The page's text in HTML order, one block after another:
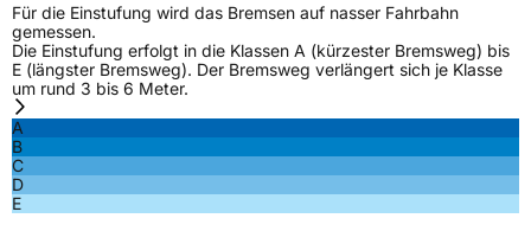
Rollgeräusch (dB)
FahrzeugklasseC2
Für die Einstufung wird das Bremsen auf nasser Fahrbahn
gemessen.
Die Einstufung erfolgt in die Klassen A (kürzester Bremsweg) bis
E (längster Bremsweg). Der Bremsweg verlängert sich je Klasse
um rund 3 bis 6 Meter.
A
B
C
D
E